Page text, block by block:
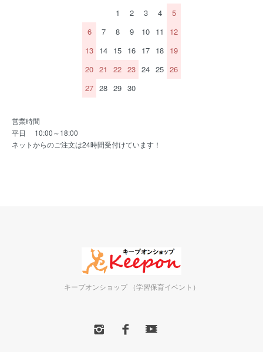
1
2 3 4
5
6
7 8 9 10 11
12
13 14 15 16 17 18 19
20 21 22 23 24 25 26
27 28 29 30
営業時間
平日 10:00～18:00
ネットからのご注文は24時間受付けています！
キープオンショップ （学習保育イベント）